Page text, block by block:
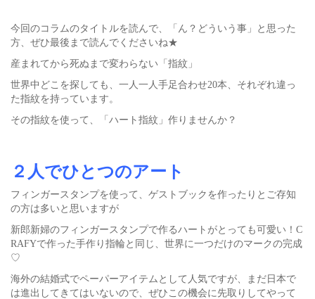
今回のコラムのタイトルを読んで、「ん？どういう事」と思った
方、ぜひ最後まで読んでくださいね★
産まれてから死ぬまで変わらない「指紋」
世界中どこを探しても、一人一人手足合わせ20本、それぞれ違っ
た指紋を持っています。
その指紋を使って、「ハート指紋」作りませんか？
２人でひとつのアート
フィンガースタンプを使って、ゲストブックを作ったりとご存知
の方は多いと思いますが
新郎新婦のフィンガースタンプで作るハートがとっても可愛い！C
RAFYで作った手作り指輪と同じ、世界に一つだけのマークの完成
♡
海外の結婚式でペーパーアイテムとして人気ですが、まだ日本で
は進出してきてはいないので、ぜひこの機会に先取りしてやって